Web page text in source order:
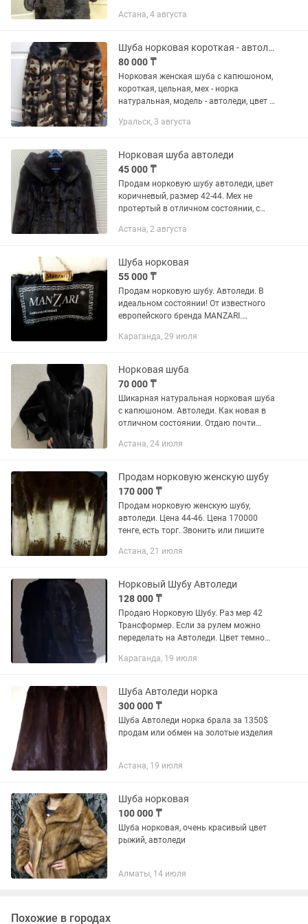
коричневый, плотный блестящий мех •
Астана, 4 августа
Шуба норковая короткая - автоледи
80 000 ₸
Норковая женская шуба с капюшоном,
короткая, цельная, мех - норка
натуральная, модель - автоледи, цвет -
50. В отличном состоянии без
Уральск, 3 августа
Норковая шуба автоледи
45 000 ₸
Продам норковую шубу автоледи, цвет
коричневый, размер 42-44. Мех не
протертый в отличном состоянии, с
не Китай.
Астана, 2 августа
Шуба норковая
55 000 ₸
Продам норковую шубу. Автоледи. В
идеальном состоянии! От известного
европейского бренда MANZARI.
без потертостей. В комплекте чехол
Караганда, 29 июля
Норковая шуба
70 000 ₸
Шикарная натуральная норковая шуба
с капюшоном. Автоледи. Как новая в
отличном состоянии. Отдаю почти
эти модели
Астана, 24 июля
Продам норковую женскую шубу
170 000 ₸
Продам норковую женскую шубу,
автоледи. Цена 44-46. Цена 170000
тенге, есть торг. Звонить или пишите
Астана, 21 июля
Норковый Шубу Автоледи
128 000 ₸
Продаю Норковую Шубу. Раз мер 42
Трансформер. Если за рулем можно
переделать на Автоледи. Цвет темно
шем состоянии. В чехле с до
Востоке....
Караганда, 19 июля
Шуба Автоледи норка
300 000 ₸
Шуба Автоледи норка брала за 1350$
продам или обмен на золотые изделия
Астана, 19 июля
Шуба норковая
100 000 ₸
Шуба норковая, очень красивый цвет
рыжий, автоледи
Алматы, 14 июля
Похожие в городах